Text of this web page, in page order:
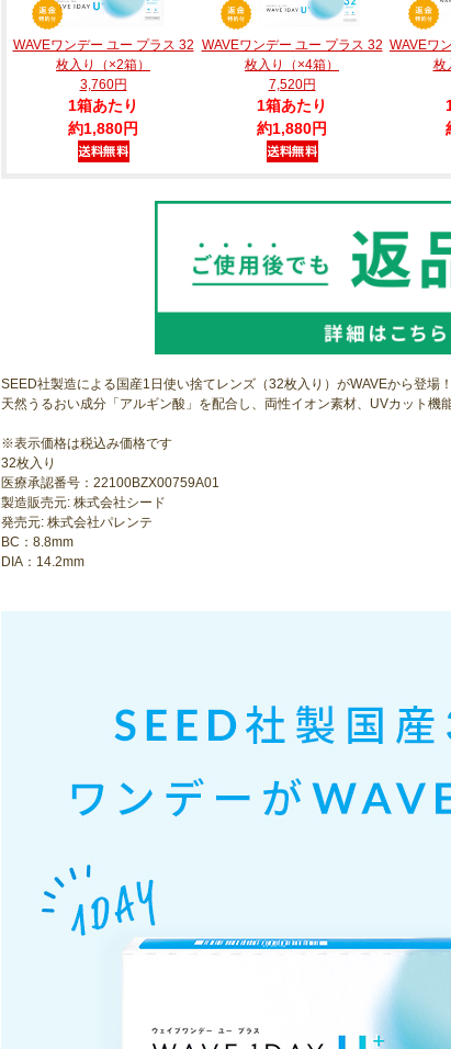
WAVEワンデー ユー プラス 32
枚入り（×2箱）
3,760円
1箱あたり
約1,880円
WAVEワンデー ユー プラス 32
枚入り（×4箱）
7,520円
1箱あたり
約1,880円
WAVEワ
枚
SEED社製造による国産1日使い捨てレンズ（32枚入り）がWAVEから登場！
天然うるおい成分「アルギン酸」を配合し、両性イオン素材、UVカット機
※表示価格は税込み価格です
32枚入り
医療承認番号：22100BZX00759A01
製造販売元: 株式会社シード
発売元: 株式会社パレンテ
BC：8.8mm
DIA：14.2mm